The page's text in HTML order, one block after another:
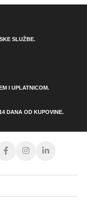
SLUŽBE.
I UPLATNICOM.
DANA OD KUPOVINE.